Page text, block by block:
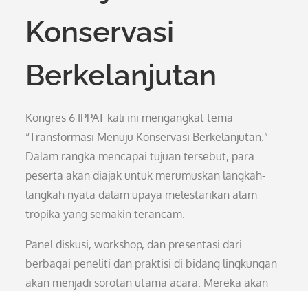
Konservasi
Berkelanjutan
Kongres 6 IPPAT kali ini mengangkat tema
“Transformasi Menuju Konservasi Berkelanjutan.”
Dalam rangka mencapai tujuan tersebut, para
peserta akan diajak untuk merumuskan langkah-
langkah nyata dalam upaya melestarikan alam
tropika yang semakin terancam.
Panel diskusi, workshop, dan presentasi dari
berbagai peneliti dan praktisi di bidang lingkungan
akan menjadi sorotan utama acara. Mereka akan